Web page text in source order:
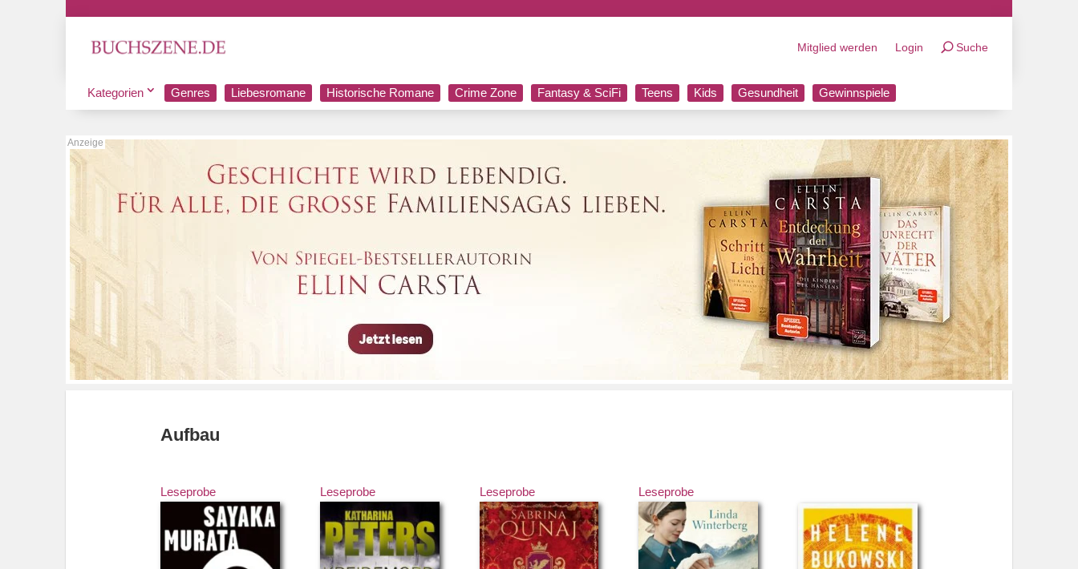
Mitglied werden Login Suche
Kategorien Genres Liebesromane Historische Romane Crime Zone Fantasy & SciFi Teens Kids Gesundheit Gewinnspiele
Aufbau
Leseprobe Leseprobe Leseprobe Leseprobe